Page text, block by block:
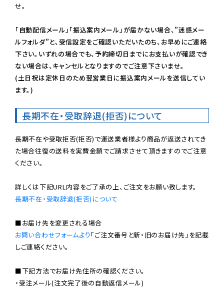
せ。
「自動配信メール」「振込案内メール」が届かない場合、”迷惑メー
ルフォルダ”と、受信設定をご確認いただいたのち、お早めにご連絡
下さい。いずれの場合でも、予約締切日までにお支払いが確認でき
ない場合は、キャンセルとなりますのでご注意下さいませ。
(土日祝は定休日のため翌営業日に振込案内メールを送信してい
ます。)
長期不在・受取辞退(拒否)について
長期不在や受取拒否(拒否)で運送業者様より商品が返送されてき
た場合往復の送料を実費金額でご請求させて頂きますのでご注意
ください。
長期不在・受取辞退(拒否)について
お問い合わせフォームより 「ご注文番号と新・旧のお届け先」を記載
しご連絡ください。
■下記方法でお届け先住所の確認ください。
・受注メール(注文完了後の自動返信メール)